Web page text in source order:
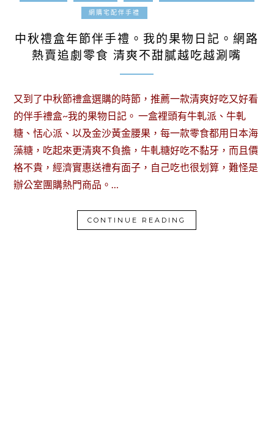
網購宅配伴手禮
中秋禮盒年節伴手禮。我的果物日記。網路
熱賣追劇零食 清爽不甜膩越吃越涮嘴
又到了中秋節禮盒選購的時節，推薦一款清爽好吃又好看
的伴手禮盒~我的果物日記。 一盒裡頭有牛軋派、牛軋
糖、恬心派、以及金沙黃金腰果，每一款零食都用日本海
藻糖，吃起來更清爽不負擔，牛軋糖好吃不黏牙，而且價
格不貴，經濟實惠送禮有面子，自己吃也很划算，難怪是
辦公室團購熱門商品。…
CONTINUE READING